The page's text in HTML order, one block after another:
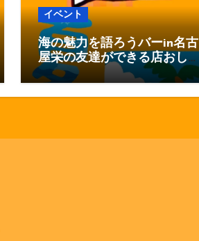
イベント
海の魅力を語ろうバーin名古
屋栄の友達ができる店おし
ゃべりバー